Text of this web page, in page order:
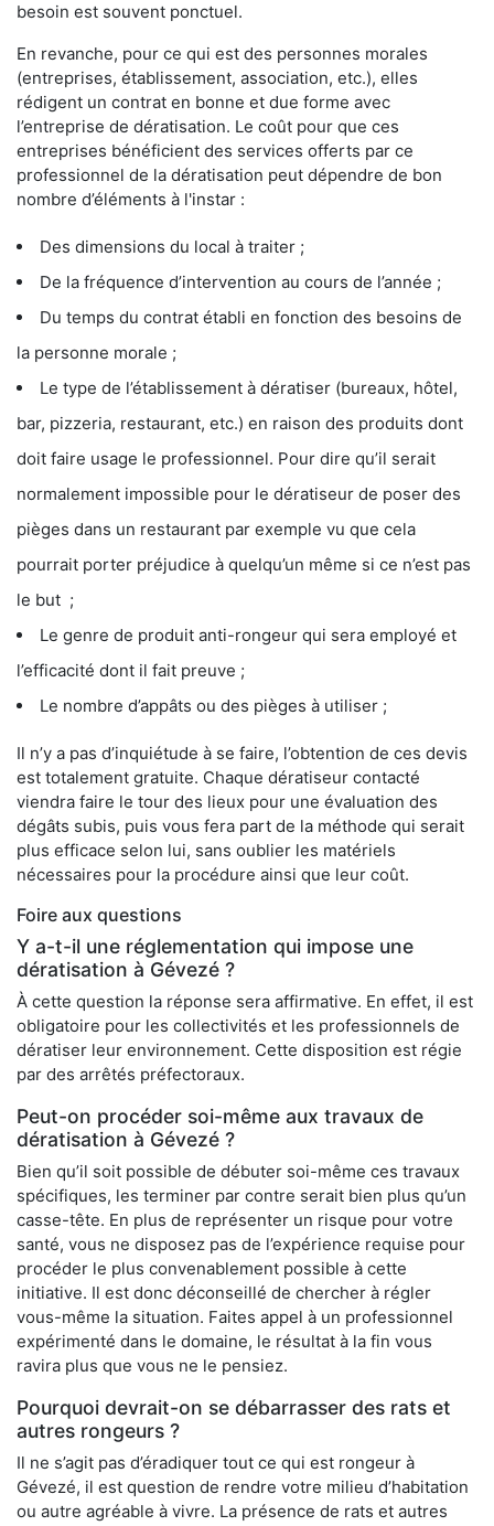
besoin est souvent ponctuel.
En revanche, pour ce qui est des personnes morales
(entreprises, établissement, association, etc.), elles
rédigent un contrat en bonne et due forme avec
l’entreprise de dératisation. Le coût pour que ces
entreprises bénéficient des services offerts par ce
professionnel de la dératisation peut dépendre de bon
nombre d’éléments à l'instar :
Des dimensions du local à traiter ;
De la fréquence d’intervention au cours de l’année ;
Du temps du contrat établi en fonction des besoins de
la personne morale ;
Le type de l’établissement à dératiser (bureaux, hôtel,
bar, pizzeria, restaurant, etc.) en raison des produits dont
doit faire usage le professionnel. Pour dire qu’il serait
normalement impossible pour le dératiseur de poser des
pièges dans un restaurant par exemple vu que cela
pourrait porter préjudice à quelqu’un même si ce n’est pas
le but ;
Le genre de produit anti-rongeur qui sera employé et
l’efficacité dont il fait preuve ;
Le nombre d’appâts ou des pièges à utiliser ;
Il n’y a pas d’inquiétude à se faire, l’obtention de ces devis
est totalement gratuite. Chaque dératiseur contacté
viendra faire le tour des lieux pour une évaluation des
dégâts subis, puis vous fera part de la méthode qui serait
plus efficace selon lui, sans oublier les matériels
nécessaires pour la procédure ainsi que leur coût.
Foire aux questions
Y a-t-il une réglementation qui impose une
dératisation à Gévezé ?
À cette question la réponse sera affirmative. En effet, il est
obligatoire pour les collectivités et les professionnels de
dératiser leur environnement. Cette disposition est régie
par des arrêtés préfectoraux.
Peut-on procéder soi-même aux travaux de
dératisation à Gévezé ?
Bien qu’il soit possible de débuter soi-même ces travaux
spécifiques, les terminer par contre serait bien plus qu’un
casse-tête. En plus de représenter un risque pour votre
santé, vous ne disposez pas de l’expérience requise pour
procéder le plus convenablement possible à cette
initiative. Il est donc déconseillé de chercher à régler
vous-même la situation. Faites appel à un professionnel
expérimenté dans le domaine, le résultat à la fin vous
ravira plus que vous ne le pensiez.
Pourquoi devrait-on se débarrasser des rats et
autres rongeurs ?
Il ne s’agit pas d’éradiquer tout ce qui est rongeur à
Gévezé, il est question de rendre votre milieu d’habitation
ou autre agréable à vivre. La présence de rats et autres